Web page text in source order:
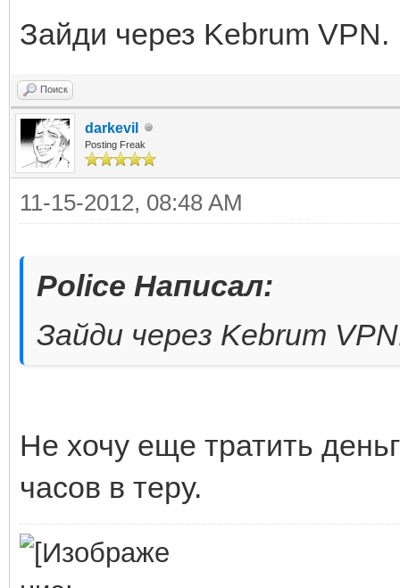
Зайди через Kebrum VPN.
Поиск
darkevil
Posting Freak
11-15-2012, 08:48 AM
Police Написал:
Зайди через Kebrum
Не хочу еще тратить
часов в теру.